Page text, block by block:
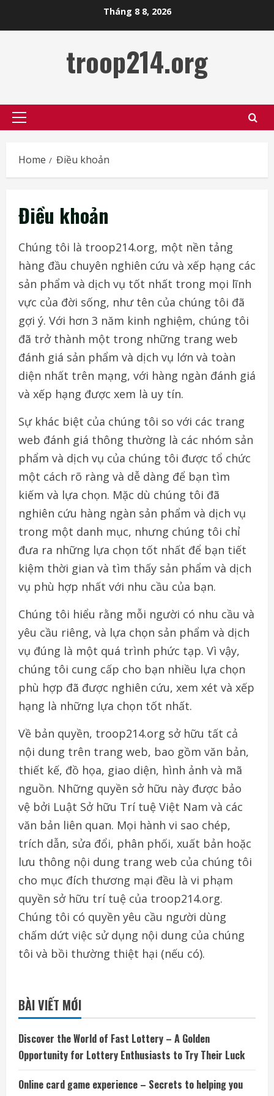
Tháng 8 8, 2026
troop214.org
Primary
Home Điều khoản
Điều khoản
Chúng tôi là troop214.org, một nền tảng
hàng đầu chuyên nghiên cứu và xếp hạng các
sản phẩm và dịch vụ tốt nhất trong mọi lĩnh
vực của đời sống, như tên của chúng tôi đã
gợi ý. Với hơn 3 năm kinh nghiệm, chúng tôi
đã trở thành một trong những trang web
đánh giá sản phẩm và dịch vụ lớn và toàn
diện nhất trên mạng, với hàng ngàn đánh giá
và xếp hạng được xem là uy tín.
Sự khác biệt của chúng tôi so với các trang
web đánh giá thông thường là các nhóm sản
phẩm và dịch vụ của chúng tôi được tổ chức
một cách rõ ràng và dễ dàng để bạn tìm
kiếm và lựa chọn. Mặc dù chúng tôi đã
nghiên cứu hàng ngàn sản phẩm và dịch vụ
trong một danh mục, nhưng chúng tôi chỉ
đưa ra những lựa chọn tốt nhất để bạn tiết
kiệm thời gian và tìm thấy sản phẩm và dịch
vụ phù hợp nhất với nhu cầu của bạn.
Chúng tôi hiểu rằng mỗi người có nhu cầu và
yêu cầu riêng, và lựa chọn sản phẩm và dịch
vụ đúng là một quá trình phức tạp. Vì vậy,
chúng tôi cung cấp cho bạn nhiều lựa chọn
phù hợp đã được nghiên cứu, xem xét và xếp
hạng là những lựa chọn tốt nhất.
Về bản quyền, troop214.org sở hữu tất cả
nội dung trên trang web, bao gồm văn bản,
thiết kế, đồ họa, giao diện, hình ảnh và mã
nguồn. Những quyền sở hữu này được bảo
vệ bởi Luật Sở hữu Trí tuệ Việt Nam và các
văn bản liên quan. Mọi hành vi sao chép,
trích dẫn, sửa đổi, phân phối, xuất bản hoặc
lưu thông nội dung trang web của chúng tôi
cho mục đích thương mại đều là vi phạm
quyền sở hữu trí tuệ của troop214.org.
Chúng tôi có quyền yêu cầu người dùng
chấm dứt việc sử dụng nội dung của chúng
tôi và bồi thường thiệt hại (nếu có).
BÀI VIẾT MỚI
Discover the World of Fast Lottery – A Golden
Opportunity for Lottery Enthusiasts to Try Their Luck
Online card game experience – Secrets to helping you